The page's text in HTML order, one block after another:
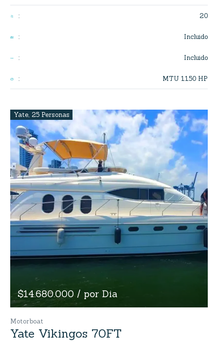
: 20
: Incluido
: Incluido
: MTU 1150 HP
Yate, 25 Personas
$14.680.000 / por Dia
Motorboat
Yate Vikingos 70FT